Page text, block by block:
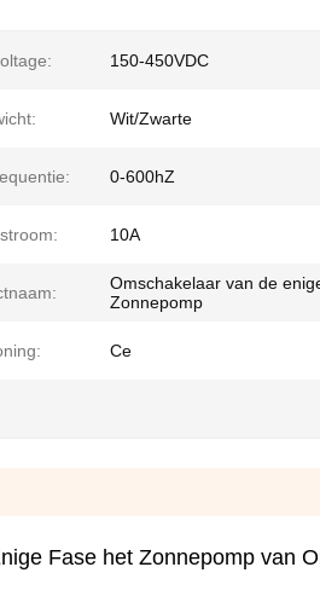
150-450VDC
Wit/Zwarte
0-600hZ
10A
Omschakelaar van de
Zonnepomp
Ce
Fase het Zonnepomp van